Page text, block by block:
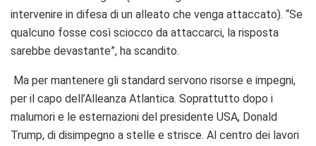
intervenire in difesa di un alleato che venga attaccato). “Se
qualcuno fosse così sciocco da attaccarci, la risposta
sarebbe devastante”, ha scandito.
Ma per mantenere gli standard servono risorse e impegni,
per il capo dell’Alleanza Atlantica. Soprattutto dopo i
malumori e le esternazioni del presidente USA, Donald
Trump, di disimpegno a stelle e strisce. Al centro dei lavori